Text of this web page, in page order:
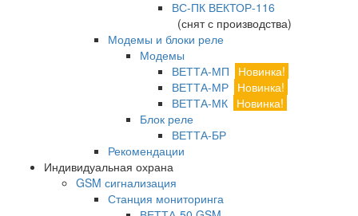
ВС-ПК ВЕКТОР-116
(снят с производства)
Модемы и блоки реле
Модемы
ВЕТТА-МП
Новинка!
ВЕТТА-МР Новинка!
ВЕТТА-МК Новинка!
Блок реле
ВЕТТА-БР
Рекомендации
Индивидуальная охрана
GSM сигнализация
Станция мониторинга